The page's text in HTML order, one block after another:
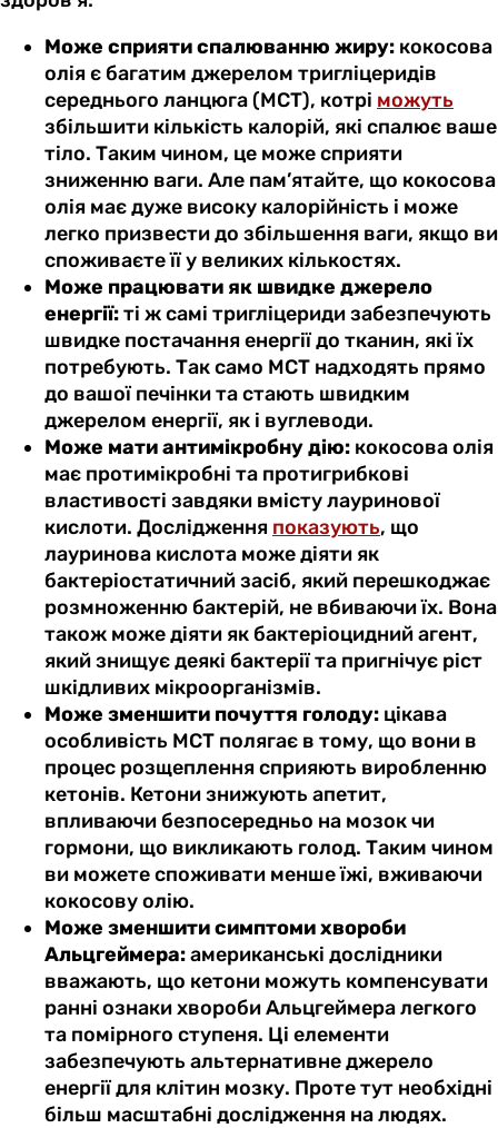
Може сприяти спалюванню жиру: кокосова
олія є багатим джерелом тригліцеридів
середнього ланцюга (MCT), котрі можуть
збільшити кількість калорій, які спалює ваше
тіло. Таким чином, це може сприяти
зниженню ваги. Але пам’ятайте, що кокосова
олія має дуже високу калорійність і може
легко призвести до збільшення ваги, якщо ви
споживаєте її у великих кількостях.
Може працювати як швидке джерело
енергії:ті ж самі тригліцериди забезпечують
швидке постачання енергії до тканин, які їх
потребують. Так само MCT надходять прямо
до вашої печінки та стають швидким
джерелом енергії, як і вуглеводи.
Може мати антимікробну дію: кокосова олія
має протимікробні та протигрибкові
властивості завдяки вмісту лауринової
кислоти. Дослідження показують, що
лауринова кислота може діяти як
бактеріостатичний засіб, який перешкоджає
розмноженню бактерій, не вбиваючи їх. Вона
також може діяти як бактеріоцидний агент,
який знищує деякі бактерії та пригнічує ріст
шкідливих мікроорганізмів.
Може зменшити почуття голоду: цікава
особливість MCT полягає в тому, що вони в
процес розщеплення сприяють виробленню
кетонів. Кетони знижують апетит,
впливаючи безпосередньо на мозок чи
гормони, що викликають голод. Таким чином
ви можете споживати менше їжі, вживаючи
кокосову олію.
Може зменшити симптоми хвороби
Альцгеймера:американські дослідники
вважають, що кетони можуть компенсувати
ранні ознаки хвороби Альцгеймера легкого
та помірного ступеня. Ці елементи
забезпечують альтернативне джерело
енергії для клітин мозку. Проте тут необхідні
більш масштабні дослідження на людях.